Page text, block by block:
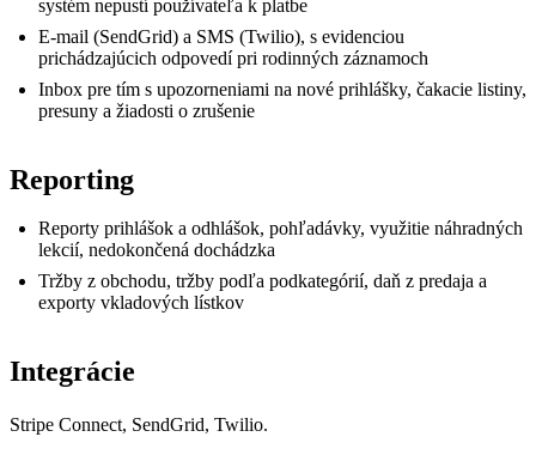
systém nepustí používateľa k platbe
E-mail (SendGrid) a SMS (Twilio), s evidenciou
prichádzajúcich odpovedí pri rodinných záznamoch
Inbox pre tím s upozorneniami na nové prihlášky, čakacie listiny,
presuny a žiadosti o zrušenie
Reporting
Reporty prihlášok a odhlášok, pohľadávky, využitie náhradných
lekcií, nedokončená dochádzka
Tržby z obchodu, tržby podľa podkategórií, daň z predaja a
exporty vkladových lístkov
Integrácie
Stripe Connect, SendGrid, Twilio.